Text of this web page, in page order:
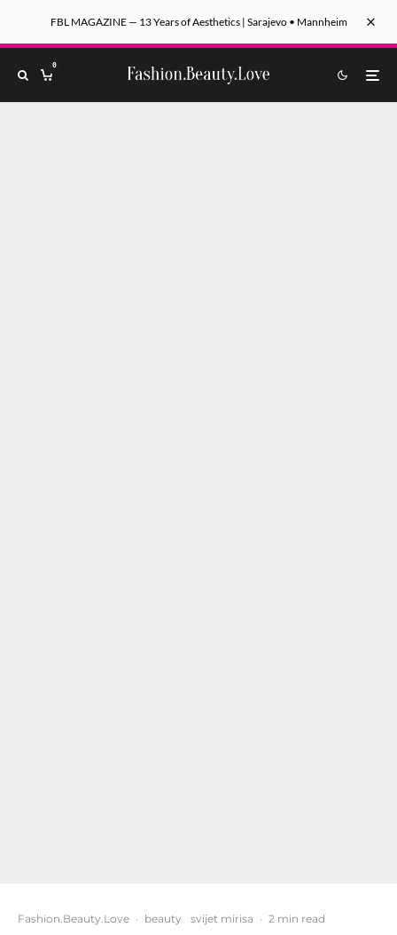
FBL MAGAZINE — 13 Years of Aesthetics | Sarajevo • Mannheim
0
Fashion.Beauty.Love · beauty svijet mirisa · 2 min read